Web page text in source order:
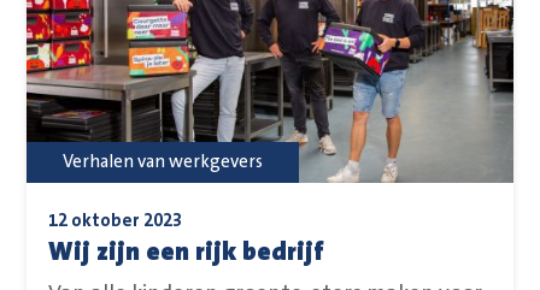
Wij zijn een rijk bedrijf
12 oktober 2023
Verhalen van werkgevers